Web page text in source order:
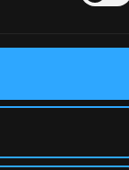
qualità
ricambi